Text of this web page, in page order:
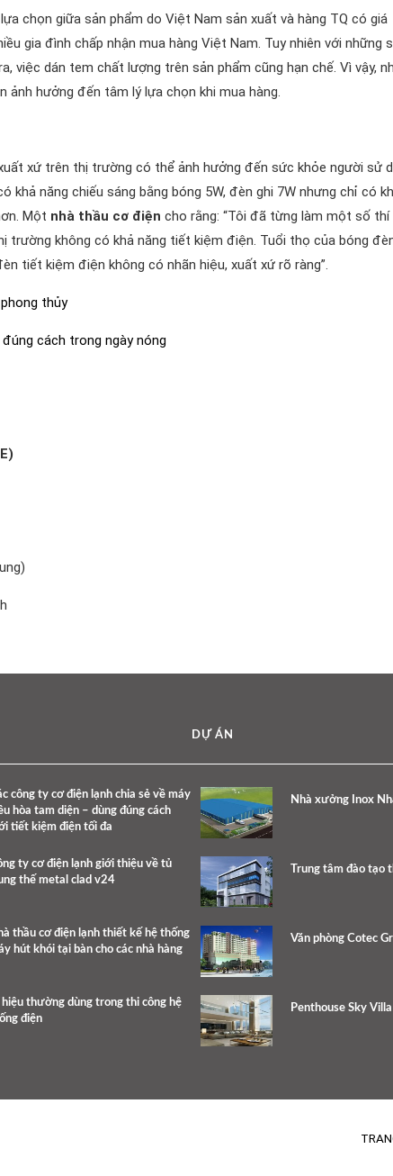
chọn giữa sản phẩm do Việt Nam sản xuất và hàng TQ có giá
gia đình chấp nhận mua hàng Việt Nam. Tuy nhiên với những
việc dán tem chất lượng trên sản phẩm cũng hạn chế. Vì vậy,
hưởng đến tâm lý lựa chọn khi mua hàng.
xứ trên thị trường có thể ảnh hưởng đến sức khỏe người sử
năng chiếu sáng bằng bóng 5W, đèn ghi 7W nhưng chỉ có
Một nhà thầu cơ điện cho rằng: “Tôi đã từng làm một số thí
không có khả năng tiết kiệm điện. Tuổi thọ của bóng
tiết kiệm điện không có nhãn hiệu, xuất xứ rõ ràng”.
thủy
cách trong ngày nóng
công ty cơ điện lạnh chia sẻ về máy
hòa tam diện – dùng đúng cách
tiết kiệm điện tối đa
ty cơ điện lạnh giới thiệu về tủ
thế metal clad v24
thầu cơ điện lạnh thiết kế hệ thống
hút khói tại bàn cho các nhà hàng
hiệu thường dùng trong thi công hệ
điện
DỰ ÁN
Nhà xưởng Inox
Trung tâm đào tạo
Văn phòng Cotec
Penthouse Sky Villa